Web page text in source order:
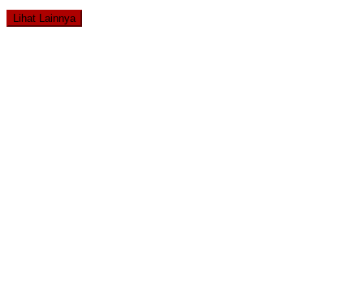
Lihat Lainnya